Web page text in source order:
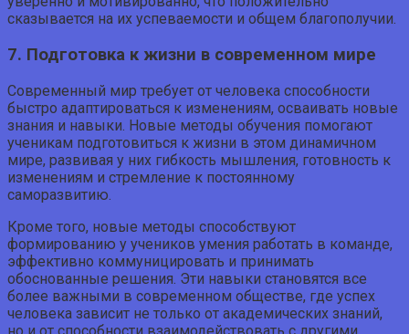
сказывается на их успеваемости и общем благополучии.
7. Подготовка к жизни в современном мире
Современный мир требует от человека способности
быстро адаптироваться к изменениям, осваивать новые
знания и навыки. Новые методы обучения помогают
ученикам подготовиться к жизни в этом динамичном
мире, развивая у них гибкость мышления, готовность к
изменениям и стремление к постоянному
саморазвитию.
Кроме того, новые методы способствуют
формированию у учеников умения работать в команде,
эффективно коммуницировать и принимать
обоснованные решения. Эти навыки становятся все
более важными в современном обществе, где успех
человека зависит не только от академических знаний,
но и от способности взаимодействовать с другими